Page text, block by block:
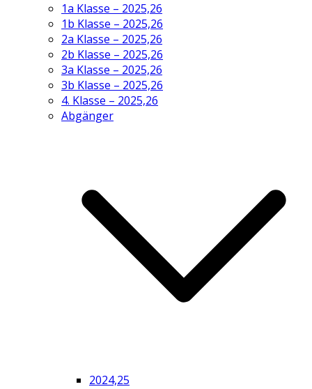
1a Klasse – 2025,26
1b Klasse – 2025,26
2a Klasse – 2025,26
2b Klasse – 2025,26
3a Klasse – 2025,26
3b Klasse – 2025,26
4. Klasse – 2025,26
Abgänger
2024,25